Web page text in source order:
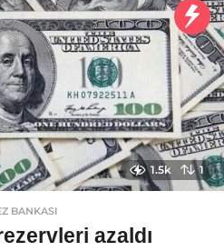
1.5k 1
BANKASI
azaldı